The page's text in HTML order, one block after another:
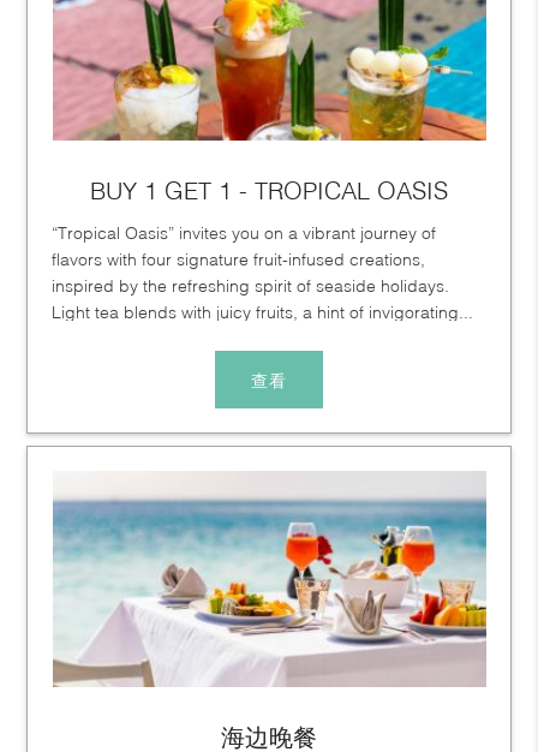
BUY 1 GET 1 - TROPICAL OASIS
“Tropical Oasis” invites you on a vibrant journey of
flavors with four signature fruit-infused creations,
inspired by the refreshing spirit of seaside holidays.
Light tea blends with juicy fruits, a hint of invigorating...
查看
海边晚餐